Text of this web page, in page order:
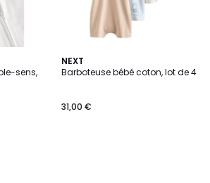
sens,
NEXT
Barboteuse bébé coton, lot de 4
31,00 €